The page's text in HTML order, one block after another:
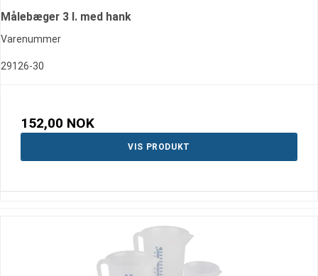
Målebæger 3 l. med hank
Varenummer
29126-30
152,00 NOK
VIS PRODUKT